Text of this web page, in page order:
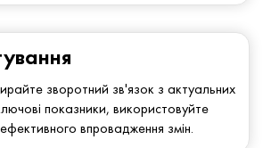
зворотний зв'язок з актуальних
показники, використовуйте
впровадження змін.